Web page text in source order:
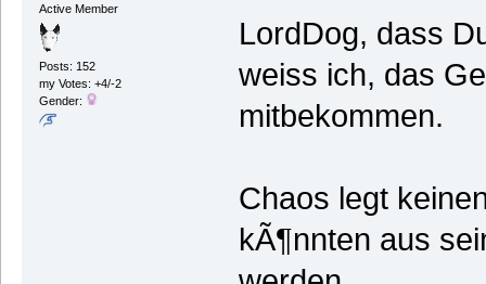
Active Member
Posts: 152
my Votes: +4/-2
Gender:
LordDog, dass
weiss ich, das
mitbekommen.
Chaos legt
kÃ¶nnten aus